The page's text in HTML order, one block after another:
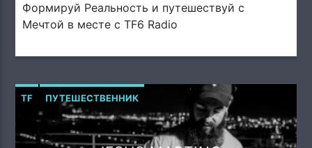
Формируй Реальность и путешествуй с
Мечтой в месте с TF6 Radio
TF ПУТЕШЕСТВЕННИК